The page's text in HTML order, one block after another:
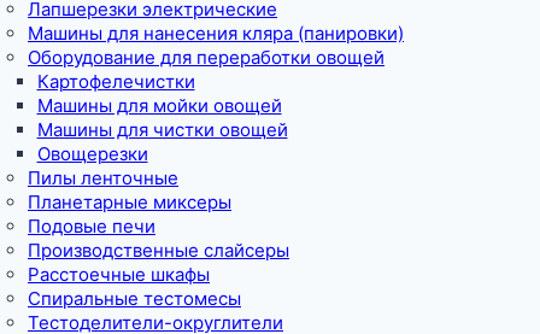
Лапшерезки электрические
Машины для нанесения кляра (панировки)
Оборудование для переработки овощей
Картофелечистки
Машины для мойки овощей
Машины для чистки овощей
Овощерезки
Пилы ленточные
Планетарные миксеры
Подовые печи
Производственные слайсеры
Расстоечные шкафы
Спиральные тестомесы
Тестоделители-округлители